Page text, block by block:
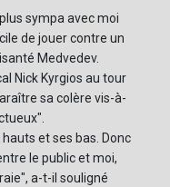
sympa avec moi
de jouer contre un
Medvedev.
Nick Kyrgios au tour
sa colère vis-à-
et ses bas. Donc
le public et moi,
a-t-il souligné